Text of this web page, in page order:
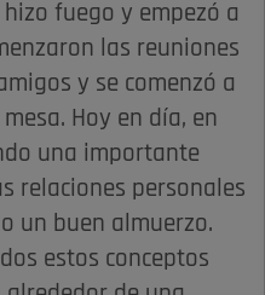
fuego y empezó a
las reuniones
y se comenzó a
Hoy en día, en
una importante
relaciones personales
un buen almuerzo.
estos conceptos